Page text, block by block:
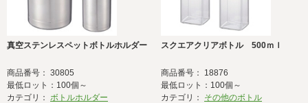
真空ステンレスペットボトルホルダー
商品番号： 30805
最低ロット：100個～
カテゴリ： ボトルホルダー
スクエアクリアボトル 500ｍｌ
商品番号： 18876
最低ロット：100個～
カテゴリ： その他のボトル